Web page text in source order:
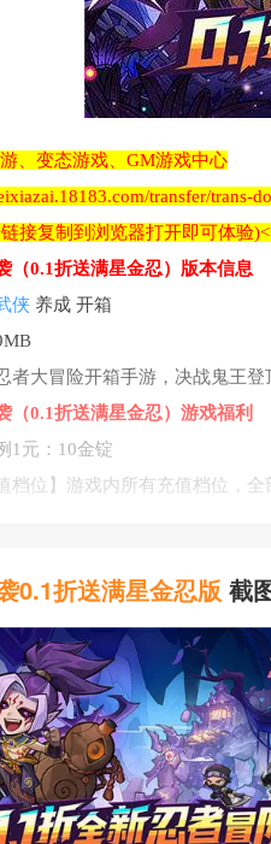
、变态游戏、GM游戏中心
transfer/trans-
接复制到浏览器打开即可体验
（0.1折送满星金忍）版本信息
侠 养成 开箱
者大冒险开箱手游，决战鬼王登
（0.1折送满星金忍）游戏福利
1元：10金锭
档位】游戏内所有充值档位，全
录】额外送1w礼券、极品红色
即送】上线即送金忍霜*1、礼
福利】开服福利、忍者无限抽等
动】线上线下活动双重出击不
说明】游戏首次及后续充值都为
0.1折送满星金忍版 截